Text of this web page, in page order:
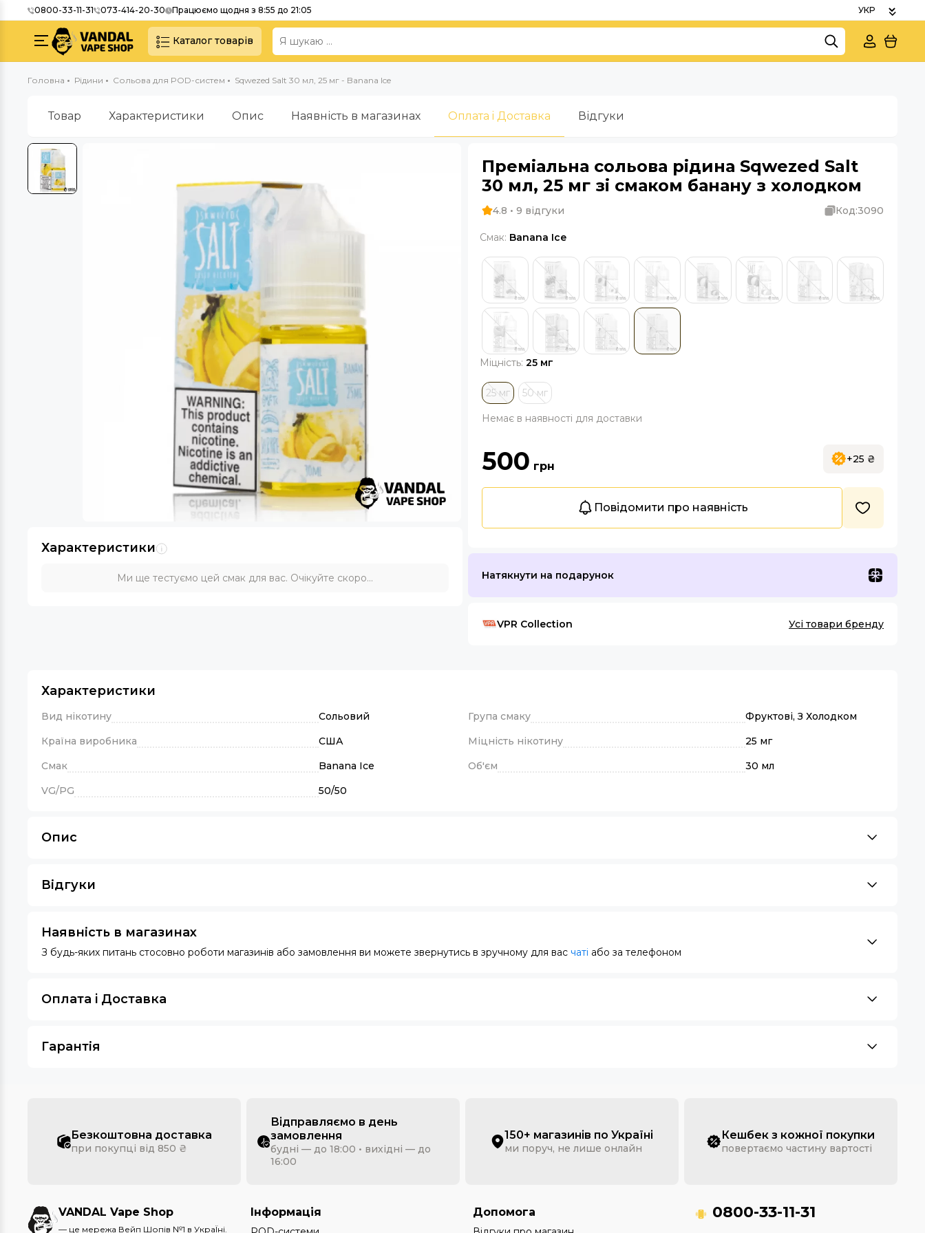
0800-33-11-31 073-414-20-30 Працюємо щодня з 8:55 до 21:05
Каталог товарів
Головна Рідини Сольова для POD-систем Sqwezed Salt 30 мл, 25 мг - Banana Ice
Товар Характеристики Опис Наявність в магазинах Оплата i Доставка Відгуки
Характеристики
Ми ще тестуємо цей смак для вас. Очікуйте скоро...
Преміальна сольова рідина Sqwezed Salt
30 мл, 25 мг зі смаком банану з холодком
4.8 • 9 відгуки Код:3090
Смак: Banana Ice
Міцність: 25 мг
25 мг 50 мг
Немає в наявності для доставки
500 грн
+25 ₴
Повідомити про наявність
Натякнути на подарунок
VPR Collection Усі товари бренду
Характеристики
Вид нікотину Сольовий Група смаку
Фруктові, З Холодком
Країна виробника
США Міцність нікотину
25 мг
Смак
Banana Ice Об'єм
30 мл
VG/PG
50/50
Опис
Відгуки
Наявність в магазинах
З будь-яких питань стосовно роботи магазинів або замовлення ви можете звернутись в зручному для вас чаті або за телефоном
Оплата i Доставка
Гарантія
Безкоштовна доставка
при покупці від 850 ₴
Відправляємо в день
замовлення
будні — до 18:00 • вихідні — до
16:00
150+ магазинів по Україні
ми поруч, не лише онлайн
Кешбек з кожної покупки
повертаємо частину вартості
VANDAL Vape Shop
— це мережа Вейп Шопів №1 в УкраЇні.
Інформація Допомога
0800-33-11-31